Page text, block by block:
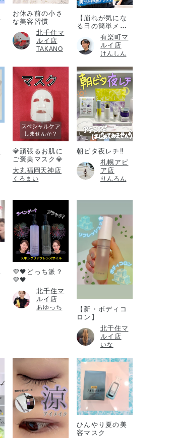
お休み前の小さ
な美容習慣
北千住マ
ルイ店
TAKANO
【崩れが気にな
る日の簡単メイ
ク直し】有楽町マ
ルイ店
けんしん
💎頑張るお肌に
ご褒美マスク💎
大丸福岡天神店
くろまい
朝ビタ夜レチ‼️
札幌アピ
ア店
りんろん
💜🖤どっち派？
💜🖤
北千住マ
ルイ店
あゆっち
【新・ボディコ
ロン】
北千住マ
ルイ店
いな
ひんやり夏の美
容マスク